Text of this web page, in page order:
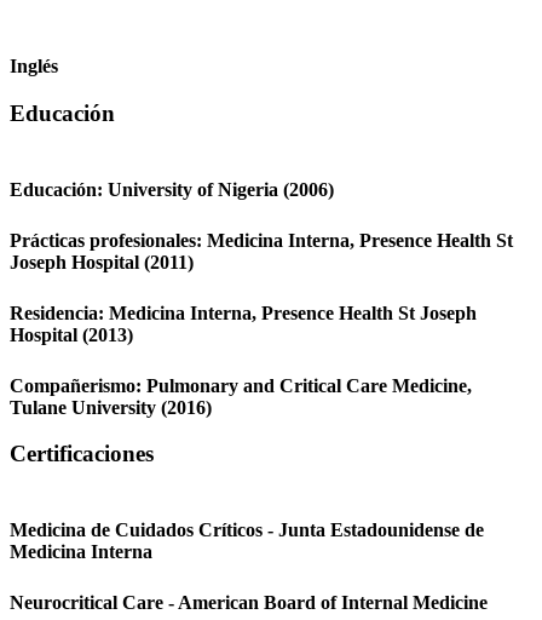
Inglés
Educación
Educación: University of Nigeria (2006)
Prácticas profesionales: Medicina Interna, Presence Health St
Joseph Hospital (2011)
Residencia: Medicina Interna, Presence Health St Joseph
Hospital (2013)
Compañerismo: Pulmonary and Critical Care Medicine,
Tulane University (2016)
Certificaciones
Medicina de Cuidados Críticos - Junta Estadounidense de
Medicina Interna
Neurocritical Care - American Board of Internal Medicine